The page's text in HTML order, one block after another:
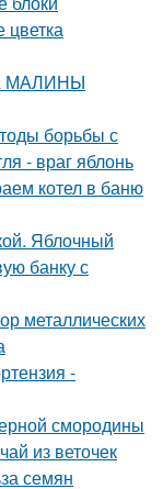
цветка
МАЛИНЫ
борьбы с
- враг яблонь
котел в баню
Яблочный
банку с
металлических
-
смородины
из веточек
семян